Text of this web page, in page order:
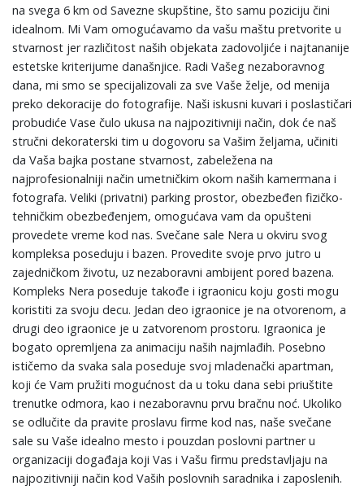
na svega 6 km od Savezne skupštine, što samu poziciju čini
idealnom. Mi Vam omogućavamo da vašu maštu pretvorite u
stvarnost jer različitost naših objekata zadovoljiće i najtananije
estetske kriterijume današnjice. Radi Vašeg nezaboravnog
dana, mi smo se specijalizovali za sve Vaše želje, od menija
preko dekoracije do fotografije. Naši iskusni kuvari i poslastičari
probudiće Vase čulo ukusa na najpozitivniji način, dok će naš
stručni dekoraterski tim u dogovoru sa Vašim željama, učiniti
da Vaša bajka postane stvarnost, zabeležena na
najprofesionalniji način umetničkim okom naših kamermana i
fotografa. Veliki (privatni) parking prostor, obezbeđen fizičko-
tehničkim obezbeđenjem, omogućava vam da opušteni
provedete vreme kod nas. Svečane sale Nera u okviru svog
kompleksa poseduju i bazen. Provedite svoje prvo jutro u
zajedničkom životu, uz nezaboravni ambijent pored bazena.
Kompleks Nera poseduje takođe i igraonicu koju gosti mogu
koristiti za svoju decu. Jedan deo igraonice je na otvorenom, a
drugi deo igraonice je u zatvorenom prostoru. Igraonica je
bogato opremljena za animaciju naših najmlađih. Posebno
ističemo da svaka sala poseduje svoj mladenački apartman,
koji će Vam pružiti mogućnost da u toku dana sebi priuštite
trenutke odmora, kao i nezaboravnu prvu bračnu noć. Ukoliko
se odlučite da pravite proslavu firme kod nas, naše svečane
sale su Vaše idealno mesto i pouzdan poslovni partner u
organizaciji događaja koji Vas i Vašu firmu predstavljaju na
najpozitivniji način kod Vaših poslovnih saradnika i zaposlenih.